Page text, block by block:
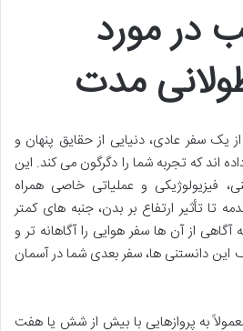
در مورد
مدت
یک سفر عادی، دنیایی از حقایق پنهان و
اند که تجربه شما را دگرگون می کند. این
فیزیولوژیکی و عملیاتی خاصی همراه
تا تأثیر ارتفاع بر بدن، جنبه های کمتر
از آن ها سفر هوایی را آگاهانه تر و
دانستنی ها، سفر بعدی شما در آسمان
به پروازهایی با بیش از شش یا هفت